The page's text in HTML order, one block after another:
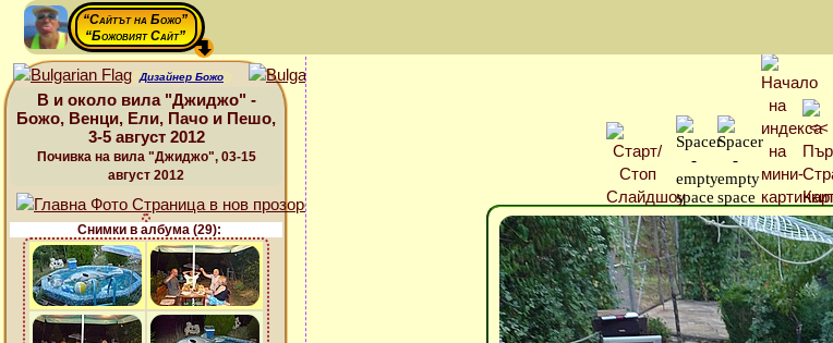
“Сайтът на Божо”
“Божовият Сайт”
Дизайнер Божо
В и около вила "Джиджо" -
Божо, Венци, Ели, Пачо и Пешо,
3-5 август 2012
Почивка на вила "Джиджо", 03-15
август 2012
Снимки в албума (29):